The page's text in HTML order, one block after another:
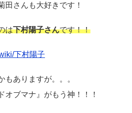
田さんも大好きです！
は下村陽子さんです！！
下村陽子
もありますが。。。
オブマナ』がもう神！！！